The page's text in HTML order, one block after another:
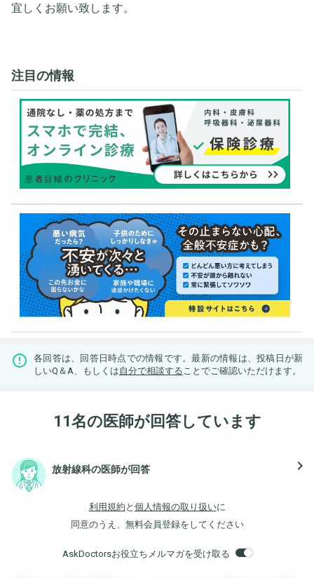
宜しくお願い致します。
注目の情報
各回答は、回答日時点での情報です。最新の情報は、投稿日が新
しいQ＆A、もしくは自分で相談する ことでご確認いただけます。
11名の医師が回答しています
放射線科の医師が回答 navigate_next
利用規約 と 個人情報の取り扱いに
同意のうえ、無料会員登録をしてください
AskDoctorsお役立ちメルマガを受け取る